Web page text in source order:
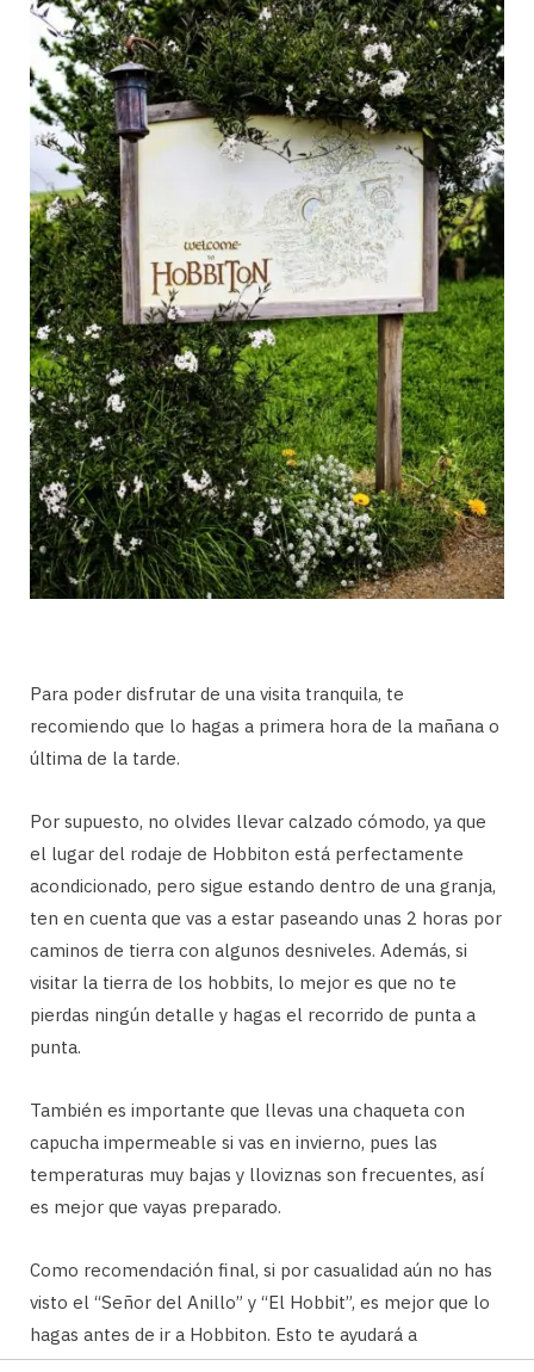
Para poder disfrutar de una visita tranquila, te
recomiendo que lo hagas a primera hora de la mañana o
última de la tarde.
Por supuesto, no olvides llevar calzado cómodo, ya que
el lugar del rodaje de Hobbiton está perfectamente
acondicionado, pero sigue estando dentro de una granja,
ten en cuenta que vas a estar paseando unas 2 horas por
caminos de tierra con algunos desniveles. Además, si
visitar la tierra de los hobbits, lo mejor es que no te
pierdas ningún detalle y hagas el recorrido de punta a
punta.
También es importante que llevas una chaqueta con
capucha impermeable si vas en invierno, pues las
temperaturas muy bajas y lloviznas son frecuentes, así
es mejor que vayas preparado.
Como recomendación final, si por casualidad aún no has
visto el “Señor del Anillo” y “El Hobbit”, es mejor que lo
hagas antes de ir a Hobbiton. Esto te ayudará a
reconocer muchos más detalles, y la inmersión en el